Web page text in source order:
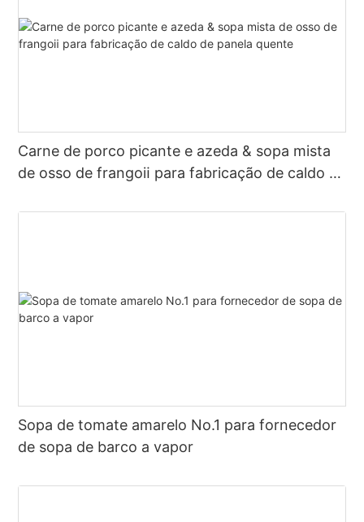
Carne de porco picante e azeda & sopa mista
de osso de frangoⅱ para fabricação de caldo de
Sopa de tomate amarelo No.1 para fornecedor
de sopa de barco a vapor